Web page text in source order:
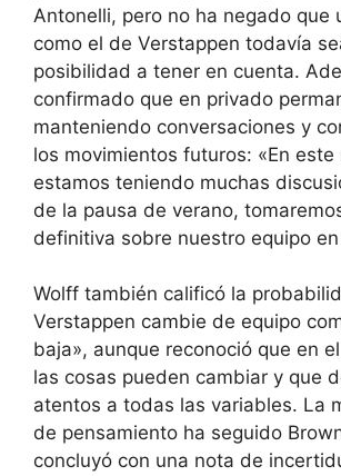
Antonelli, pero no ha negado que
como el de Verstappen todavía
posibilidad a tener en cuenta.
confirmado que en privado
manteniendo conversaciones y
los movimientos futuros: «En este
estamos teniendo muchas
de la pausa de verano,
definitiva sobre nuestro equipo
Wolff también calificó la
Verstappen cambie de equipo
baja», aunque reconoció que en
las cosas pueden cambiar y que
atentos a todas las variables. La
de pensamiento ha seguido
concluyó con una nota de